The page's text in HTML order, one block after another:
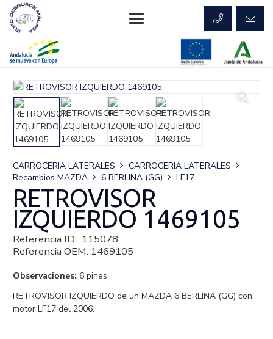
CARROCERIA LATERALES
CARROCERIA LATERALES
Recambios MAZDA
6 BERLINA (GG) LF17
RETROVISOR
IZQUIERDO 1469105
Referencia ID: 115078
Referencia OEM: 1469105
Observaciones: 6 pines
RETROVISOR IZQUIERDO de un MAZDA 6 BERLINA (GG) con
motor LF17 del 2006.